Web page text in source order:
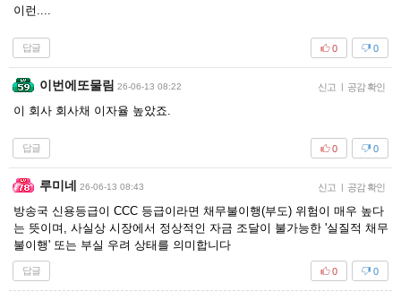
이런....
답글 0
0
이번에또물림 26-06-13 08:22 신고 공감 확인
이 회사 회사채 이자율 높았죠.
답글 0
0
루미네 26-06-13 08:43 신고 공감 확인
방송국 신용등급이 CCC 등급이라면 채무불이행(부도) 위험이 매우 높다
는 뜻이며, 사실상 시장에서 정상적인 자금 조달이 불가능한 '실질적 채무
불이행' 또는 부실 우려 상태를 의미합니다
답글 0
0